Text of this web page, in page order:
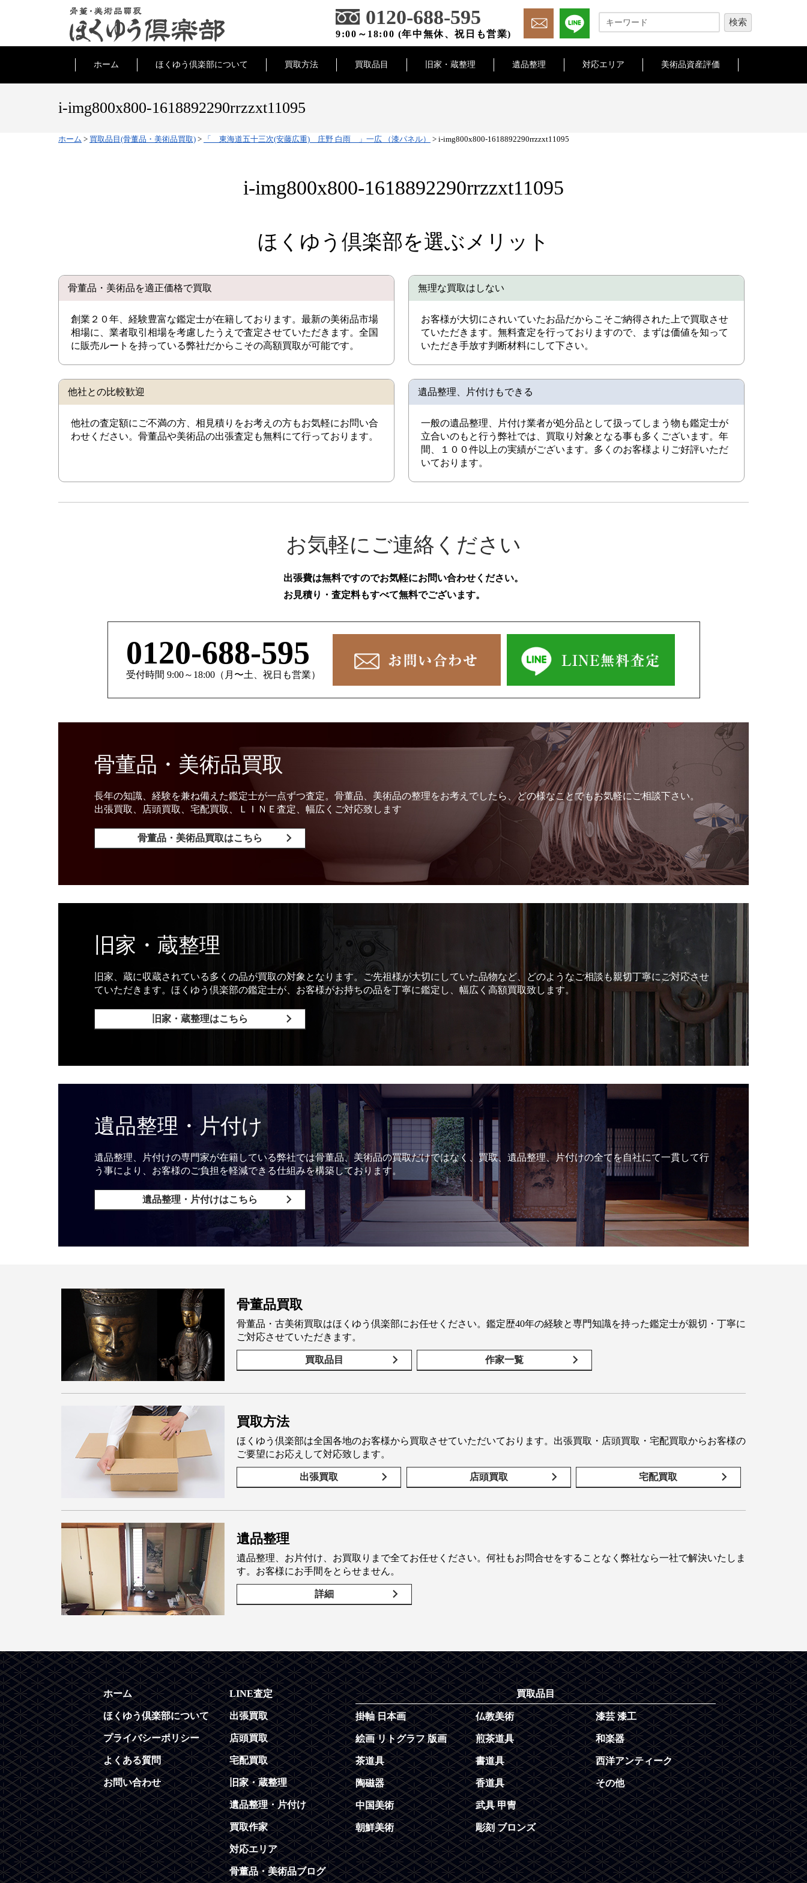
0120-688-595
9:00～18:00 (年中無休、祝日も営業)
ホーム ほくゆう倶楽部について 買取方法 買取品目 旧家・蔵整理 遺品整理 対応エリア 美術品資産評価
i-img800x800-1618892290rrzzxt11095
ホーム > 買取品目(骨董品・美術品買取) > 「 東海道五十三次(安藤広重) 庄野 白雨 」一広 （漆パネル） > i-img800x800-1618892290rrzzxt11095
i-img800x800-1618892290rrzzxt11095
ほくゆう倶楽部を選ぶメリット
骨董品・美術品を適正価格で買取
創業２０年、経験豊富な鑑定士が在籍しております。最新の美術品市場
相場に、業者取引相場を考慮したうえで査定させていただきます。全国
に販売ルートを持っている弊社だからこその高額買取が可能です。
無理な買取はしない
お客様が大切にされいていたお品だからこそご納得された上で買取させ
ていただきます。無料査定を行っておりますので、まずは価値を知って
いただき手放す判断材料にして下さい。
他社との比較歓迎
他社の査定額にご不満の方、相見積りをお考えの方もお気軽にお問い合
わせください。骨董品や美術品の出張査定も無料にて行っております。
遺品整理、片付けもできる
一般の遺品整理、片付け業者が処分品として扱ってしまう物も鑑定士が
立合いのもと行う弊社では、買取り対象となる事も多くございます。年
間、１００件以上の実績がございます。多くのお客様よりご好評いただ
いております。
お気軽にご連絡ください
出張費は無料ですのでお気軽にお問い合わせください。
お見積り・査定料もすべて無料でございます。
0120-688-595
受付時間 9:00～18:00（月〜土、祝日も営業）
骨董品・美術品買取
長年の知識、経験を兼ね備えた鑑定士が一点ずつ査定。骨董品、美術品の整理をお考えでしたら、どの様なことでもお気軽にご相談下さい。
出張買取、店頭買取、宅配買取、ＬＩＮＥ査定、幅広くご対応致します
骨董品・美術品買取はこちら
旧家・蔵整理
旧家、蔵に収蔵されている多くの品が買取の対象となります。ご先祖様が大切にしていた品物など、どのようなご相談も親切丁寧にご対応させ
ていただきます。ほくゆう倶楽部の鑑定士が、お客様がお持ちの品を丁寧に鑑定し、幅広く高額買取致します。
旧家・蔵整理はこちら
遺品整理・片付け
遺品整理、片付けの専門家が在籍している弊社では骨董品、美術品の買取だけではなく、買取、遺品整理、片付けの全てを自社にて一貫して行
う事により、お客様のご負担を軽減できる仕組みを構築しております。
遺品整理・片付けはこちら
骨董品買取
骨董品・古美術買取はほくゆう倶楽部にお任せください。鑑定歴40年の経験と専門知識を持った鑑定士が親切・丁寧に
ご対応させていただきます。
買取品目 作家一覧
買取方法
ほくゆう倶楽部は全国各地のお客様から買取させていただいております。出張買取・店頭買取・宅配買取からお客様の
ご要望にお応えして対応致します。
出張買取 店頭買取 宅配買取
遺品整理
遺品整理、お片付け、お買取りまで全てお任せください。何社もお問合せをすることなく弊社なら一社で解決いたしま
す。お客様にお手間をとらせません。
詳細
ホーム
ほくゆう倶楽部について
プライバシーポリシー
よくある質問
お問い合わせ
LINE査定
出張買取
店頭買取
宅配買取
旧家・蔵整理
遺品整理・片付け
買取作家
対応エリア
骨董品・美術品ブログ
買取品目
掛軸 日本画
絵画 リトグラフ 版画
茶道具
陶磁器
中国美術
朝鮮美術
仏教美術
煎茶道具
書道具
香道具
武具 甲冑
彫刻 ブロンズ
漆芸 漆工
和楽器
西洋アンティーク
その他